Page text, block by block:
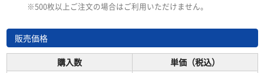
※500枚以上ご注文の場合はご利用いただけません。
販売価格
購入数
単価（税込）